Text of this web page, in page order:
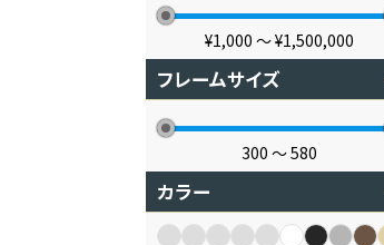
¥1,000 〜¥1,500,000
フレームサイズ
300 〜580
カラー